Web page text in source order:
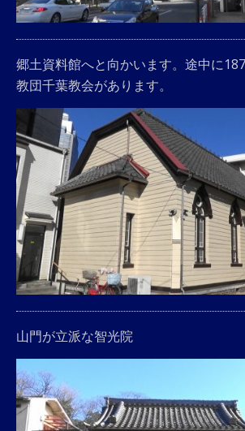
郷土資料館へと向かいます。途中に
教団千葉教会があります。
山門が立派な智光院